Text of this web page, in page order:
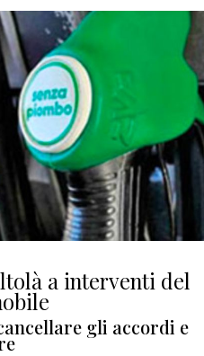
a interventi del
gli accordi e